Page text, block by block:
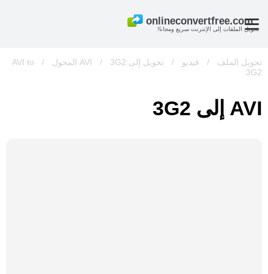
تحويل الملفات إلى الإنترنت سريع ومجانا!
تحويل الملف / فيديو / تحويل إلى AVI / 3G2 المحول /
AVI to
3G2
AVI إلى 3G2